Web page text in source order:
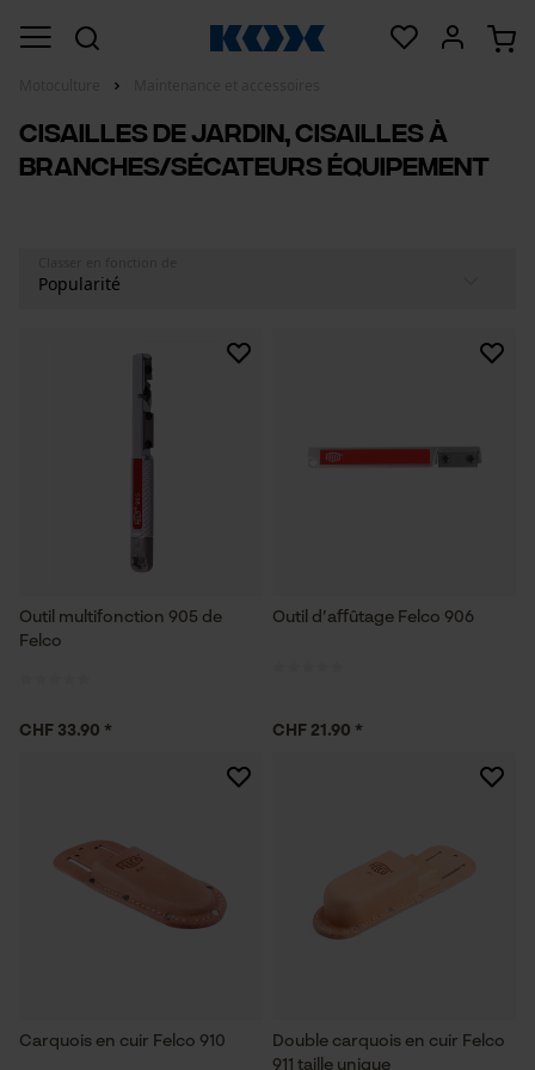
Cisailles de jardin, cisailles à
branches/sécateurs équipement
Outil multifonction 905 de
Felco
CHF 33.90 *
Outil d’affûtage Felco 906
CHF 21.90 *
Carquois en cuir Felco 910
Double carquois en cuir Felco
911 taille unique